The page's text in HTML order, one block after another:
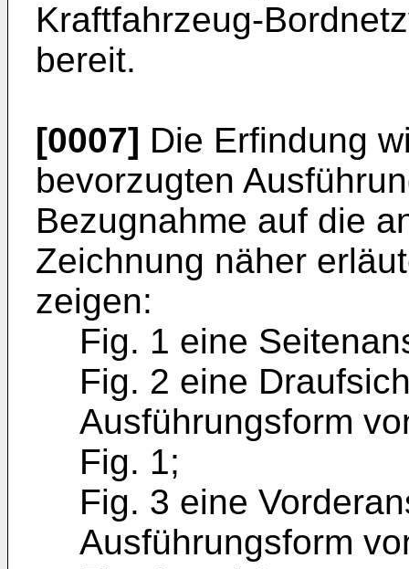
Kraftfahrzeug-
bereit.
[0007] Die Erfindung
bevorzugten
Bezugnahme auf die
Zeichnung näher
zeigen:
Fig. 1 eine
Fig. 2 eine
Ausführungsform
Fig. 1;
Fig. 3 eine
Ausführungsform